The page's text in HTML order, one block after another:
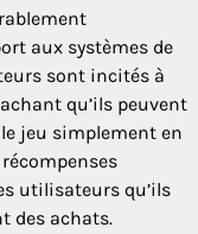
aux systèmes de
sont incités à
qu’ils peuvent
jeu simplement en
utilisateurs qu’ils
des achats.